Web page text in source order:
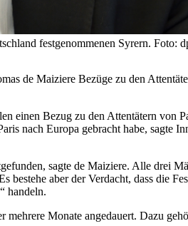
festgenommenen Syrern. Foto:
de Maiziere Bezüge zu den
Bezug zu den Attentätern von
nach Europa gebracht habe, sagte
sagte de Maiziere. Alle drei
aber der Verdacht, dass die
handeln.
Monate angedauert. Dazu